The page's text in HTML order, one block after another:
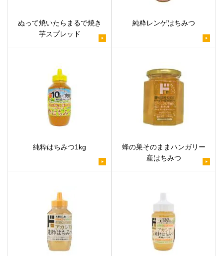
ぬって焼いたらまるで焼き
芋スプレッド
純粋レンゲはちみつ
純粋はちみつ1kg
蜂の巣そのままハンガリー
産はちみつ